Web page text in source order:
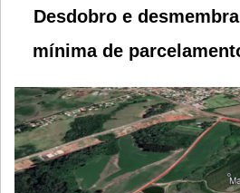
Desdobro e
mínima de